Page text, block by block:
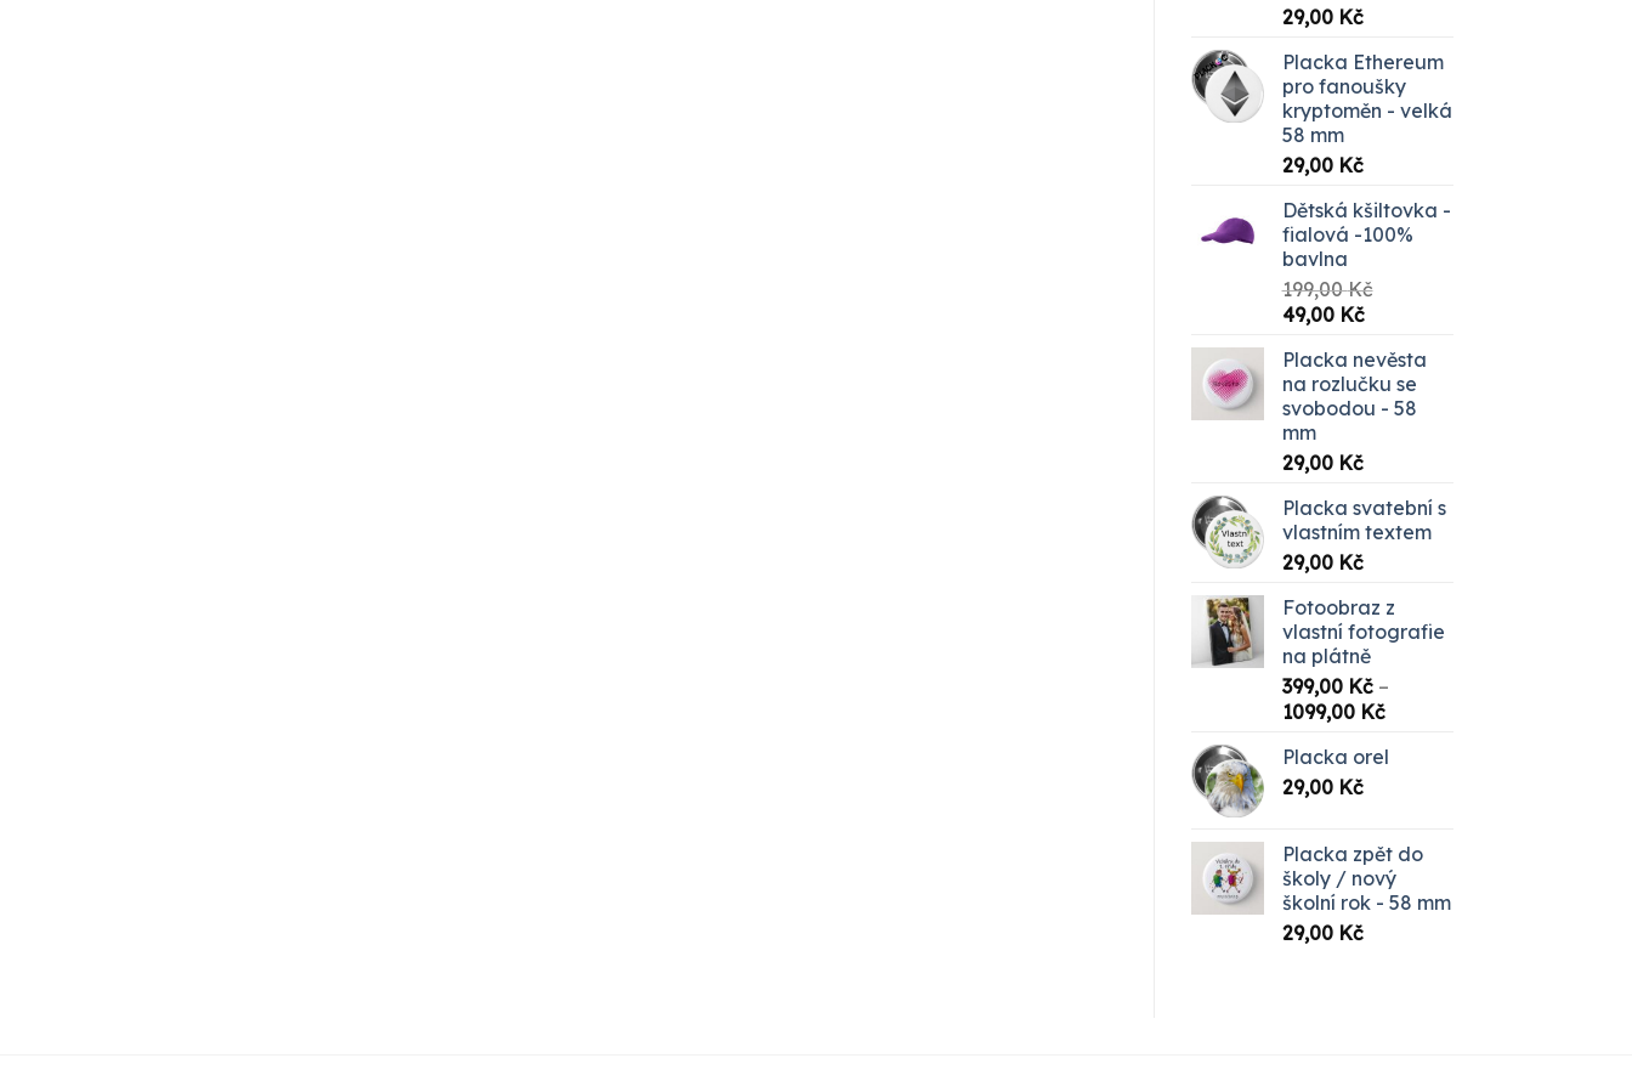
29,00 Kč
Placka Ethereum
pro fanoušky
kryptoměn - velká
58 mm
29,00 Kč
Dětská kšiltovka -
fialová -100%
bavlna
199,00Kč
Původní
byla:
199,00 Kč.
49,00 KčAktuální
je:
49,00 Kč.
Placka nevěsta
na rozlučku se
svobodou - 58
mm
29,00 Kč
Placka svatební s
vlastním textem
29,00 Kč
Fotoobraz z
vlastní fotografie
na plátně
399,00 Kč –
1099,00 KčRozpětí
399,00 Kč
Placka orel
29,00 Kč
Placka zpět do
školy / nový
školní rok - 58 mm
29,00 Kč